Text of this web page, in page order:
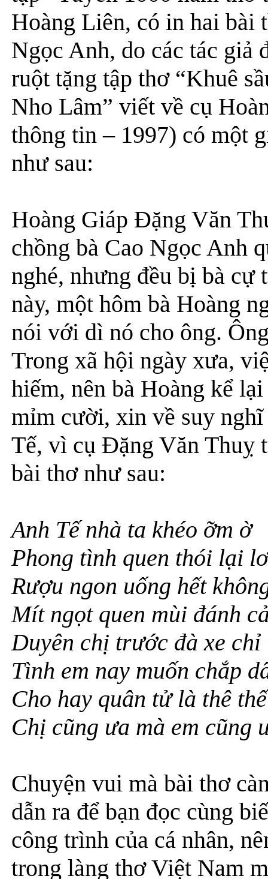
Hoàng Liên, có in hai bài
Ngọc Anh, do các tác giả
ruột tặng tập thơ “Khuê
Nho Lâm” viết về cụ
thông tin – 1997) có một
như sau:
Hoàng Giáp Đặng Văn
chồng bà Cao Ngọc Anh
nghé, nhưng đều bị bà cự
này, một hôm bà Hoàng
nói với dì nó cho ông.
Trong xã hội ngày xưa,
hiếm, nên bà Hoàng kể
mỉm cười, xin về suy nghĩ
Tế, vì cụ Đặng Văn Thuỵ
bài thơ như sau:
Anh Tế nhà ta khéo ỡm ờ
Phong tình quen thói lại
Rượu ngon uống hết
Mít ngọt quen mùi đánh
Duyên chị trước đà xe chỉ
Tình em nay muốn chắp
Cho hay quân tử là thê thế
Chị cũng ưa mà em cũng
Chuyện vui mà bài thơ
dẫn ra để bạn đọc cùng
công trình của cá nhân,
trong làng thơ Việt Nam